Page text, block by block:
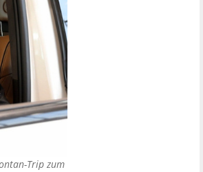
Trip zum